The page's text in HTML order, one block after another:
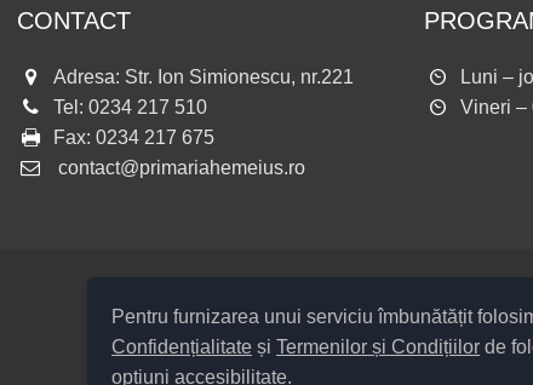
Pentru furnizarea unui serviciu îmbunătățit
Confidențialitate și Termenilor și Condițiilor de
opțiuni accesibilitate.
CONTACT
Adresa: Str. Ion Simionescu, nr.221
Tel: 0234 217 510
Fax: 0234 217 675
contact@primariahemeius.ro
Luni –
Vineri –
Cod Județ 4 / Județul Bacău /